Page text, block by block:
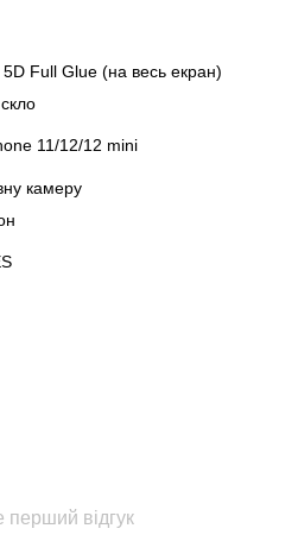
Full Glue (на весь екран)
11/12/12 mini
камеру
перший відгук